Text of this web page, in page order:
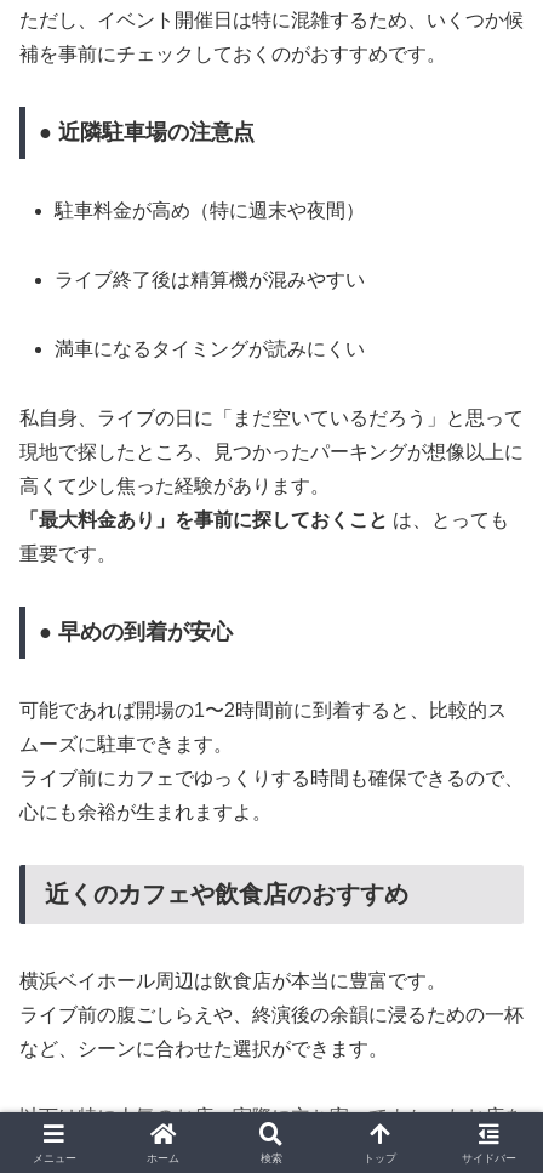
ただし、イベント開催日は特に混雑するため、いくつか候
補を事前にチェックしておくのがおすすめです。
● 近隣駐車場の注意点
駐車料金が高め（特に週末や夜間）
ライブ終了後は精算機が混みやすい
満車になるタイミングが読みにくい
私自身、ライブの日に「まだ空いているだろう」と思って
現地で探したところ、見つかったパーキングが想像以上に
高くて少し焦った経験があります。
「最大料金あり」を事前に探しておくこと は、とっても
重要です。
● 早めの到着が安心
可能であれば開場の1〜2時間前に到着すると、比較的ス
ムーズに駐車できます。
ライブ前にカフェでゆっくりする時間も確保できるので、
心にも余裕が生まれますよ。
近くのカフェや飲食店のおすすめ
横浜ベイホール周辺は飲食店が本当に豊富です。
ライブ前の腹ごしらえや、終演後の余韻に浸るための一杯
など、シーンに合わせた選択ができます。
以下は特に人気のお店、実際に立ち寄ってよかったお店を
ご紹介します。
メニュー ホーム 検索 トップ サイドバー